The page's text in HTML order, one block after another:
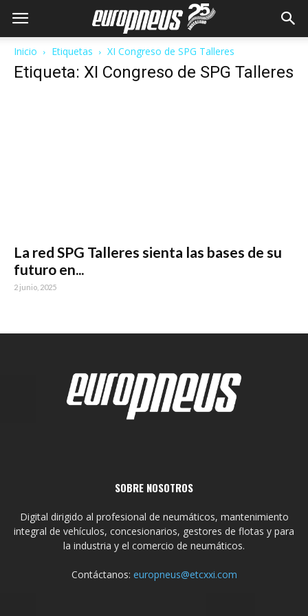
Inicio Etiquetas XI Congreso de SPG Talleres
Etiqueta: XI Congreso de SPG Talleres
La red SPG Talleres sienta las bases de su
futuro en...
2 junio, 2025
SOBRE NOSOTROS
Digital dirigido al profesional de neumáticos, mantenimiento
integral de vehículos, concesionarios, gestores de flotas y para
la industria y el comercio de neumáticos.
Contáctanos: europneus@etcxxi.com